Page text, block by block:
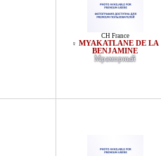
CH France
♀ MYAKATLANE DE LA
BENJAMINE
Мраморный